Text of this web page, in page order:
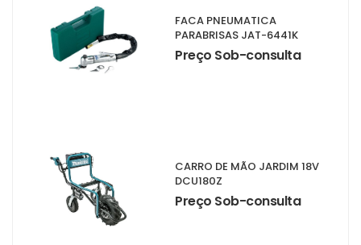
FACA PNEUMATICA
PARABRISAS JAT-6441K
Preço Sob-consulta
CARRO DE MÃO JARDIM 18V
DCU180Z
Preço Sob-consulta